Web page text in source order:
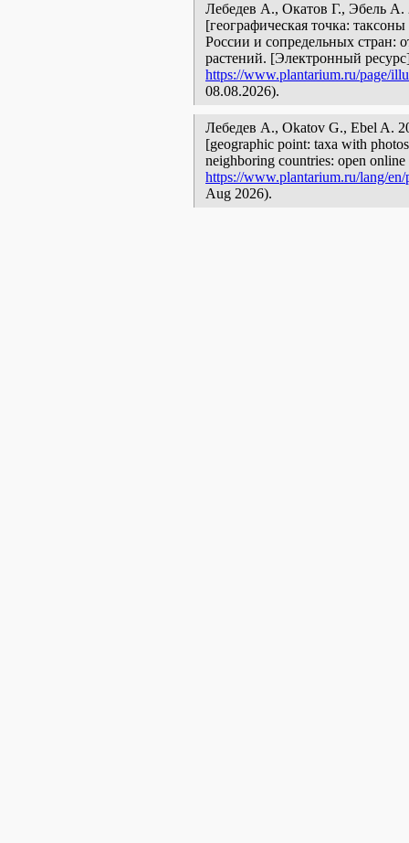
Лебедев А., Окатов Г., Эбель
[географическая точка:
России и сопредельных стран:
растений. [Электронный
https://www.plantarium.ru/page/
08.08.2026).
Лебедев А., Okatov G., Ebel A.
[geographic point: taxa with
neighboring countries: open
https://www.plantarium.ru/lang/
Aug 2026).